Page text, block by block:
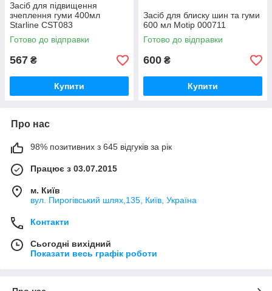
Засіб для підвищення
зчеплення гуми 400мл
Starline CST083
Готово до відправки
567 ₴
Купити
Засіб для блиску шин та гуми
600 мл Motip 000711
Готово до відправки
600 ₴
Купити
Про нас
98% позитивних з 645 відгуків за рік
Працює з 03.07.2015
м. Київ
вул. Пирогівський шлях,135, Київ, Україна
Контакти
Сьогодні вихідний
Показати весь графік роботи